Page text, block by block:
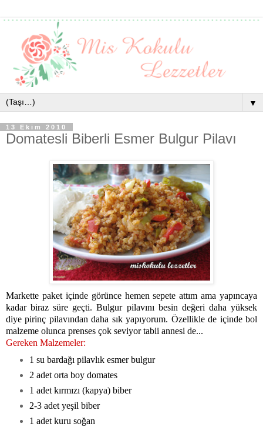
▼
13 Ekim 2010
Domatesli Biberli Esmer Bulgur Pilavı
Markette paket içinde görünce hemen sepete attım ama yapıncaya
kadar biraz süre geçti. Bulgur pilavını besin değeri daha yüksek
diye pirinç pilavından daha sık yapıyorum. Özellikle de içinde bol
malzeme olunca prenses çok seviyor tabii annesi de...
Gereken Malzemeler:
1 su bardağı pilavlık esmer bulgur
2 adet orta boy domates
1 adet kırmızı (kapya) biber
2-3 adet yeşil biber
1 adet kuru soğan